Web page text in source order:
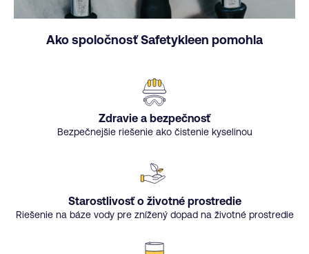
Ako spoločnosť Safetykleen pomohla
Zdravie a bezpečnosť
Bezpečnejšie riešenie ako čistenie kyselinou
Starostlivosť o životné prostredie
Riešenie na báze vody pre znížený dopad na životné prostredie